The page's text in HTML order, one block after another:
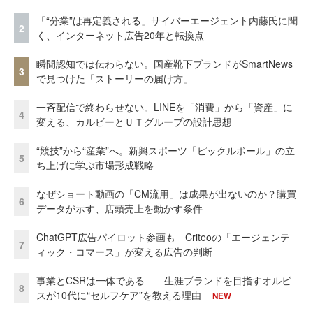
2
「“分業”は再定義される」サイバーエージェント内藤氏に聞
く、インターネット広告20年と転換点
3
瞬間認知では伝わらない。国産靴下ブランドがSmartNews
で見つけた「ストーリーの届け方」
4
一斉配信で終わらせない。LINEを「消費」から「資産」に
変える、カルビーとＵＴグループの設計思想
5
“競技”から“産業”へ。新興スポーツ「ピックルボール」の立
ち上げに学ぶ市場形成戦略
6
なぜショート動画の「CM流用」は成果が出ないのか？購買
データが示す、店頭売上を動かす条件
7
ChatGPT広告パイロット参画も Criteoの「エージェンテ
ィック・コマース」が変える広告の判断
8
事業とCSRは一体である――生涯ブランドを目指すオルビ
スが10代に“セルフケア”を教える理由
NEW